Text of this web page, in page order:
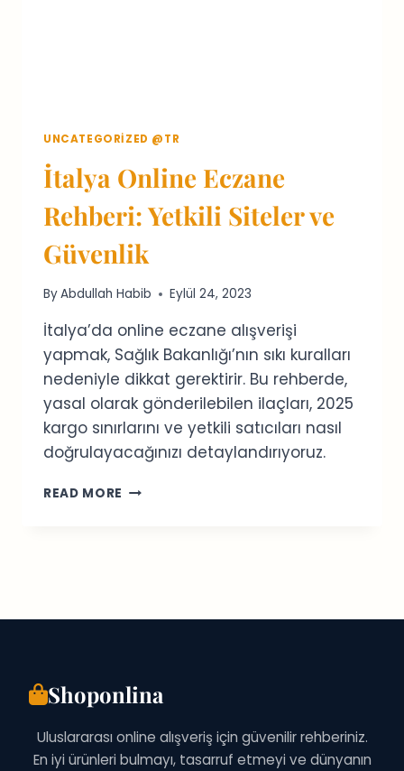
UNCATEGORIZED @TR
İtalya Online Eczane
Rehberi: Yetkili Siteler ve
Güvenlik
ByAbdullah Habib Eylül 24, 2023
İtalya’da online eczane alışverişi
yapmak, Sağlık Bakanlığı’nın sıkı kuralları
nedeniyle dikkat gerektirir. Bu rehberde,
yasal olarak gönderilebilen ilaçları, 2025
kargo sınırlarını ve yetkili satıcıları nasıl
doğrulayacağınızı detaylandırıyoruz.
READ MORE İTALYA
GÜVENLIK
Shoponlina
Uluslararası online alışveriş için güvenilir rehberiniz.
En iyi ürünleri bulmayı, tasarruf etmeyi ve dünyanın